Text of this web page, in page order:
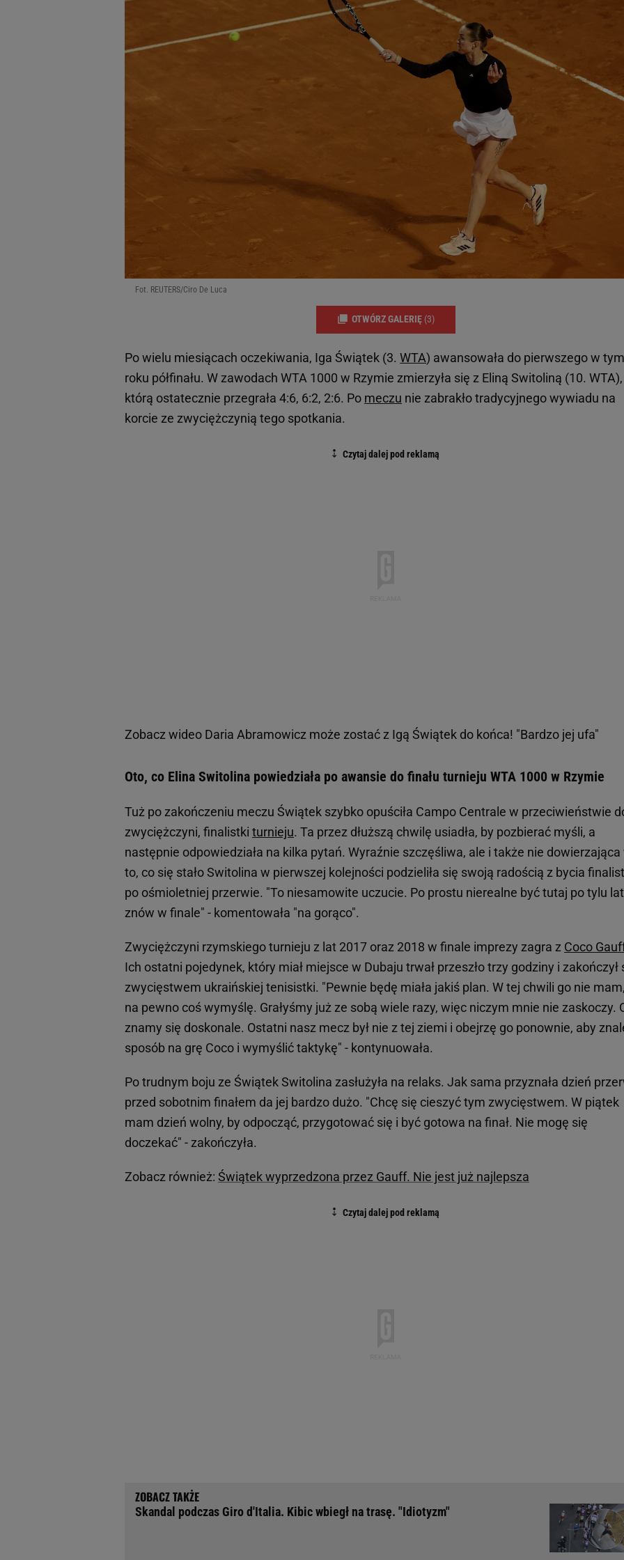
Fot. REUTERS/Ciro De Luca
OTWÓRZ GALERIĘ (3)
Po wielu miesiącach oczekiwania, Iga Świątek (3. WTA) awansowała do pierwszego w tym
roku półfinału. W zawodach WTA 1000 w Rzymie zmierzyła się z Eliną Switoliną (10.
którą ostatecznie przegrała 4:6, 6:2, 2:6. Po meczu nie zabrakło tradycyjnego wywiadu na
korcie ze zwyciężczynią tego spotkania.
Zobacz wideo Daria Abramowicz może zostać z Igą Świątek do końca! "Bardzo jej ufa"
Oto, co Elina Switolina powiedziała po awansie do finału turnieju WTA 1000 w Rzymie
Tuż po zakończeniu meczu Świątek szybko opuściła Campo Centrale w przeciwieństwie
zwyciężczyni, finalistki turnieju. Ta przez dłuższą chwilę usiadła, by pozbierać myśli, a
następnie odpowiedziała na kilka pytań. Wyraźnie szczęśliwa, ale i także nie dowierzająca
to, co się stało Switolina w pierwszej kolejności podzieliła się swoją radością z bycia
po ośmioletniej przerwie. "To niesamowite uczucie. Po prostu nierealne być tutaj po tylu
znów w finale" - komentowała "na gorąco".
Zwyciężczyni rzymskiego turnieju z lat 2017 oraz 2018 w finale imprezy zagra z Coco
Ich ostatni pojedynek, który miał miejsce w Dubaju trwał przeszło trzy godziny i zakończył
zwycięstwem ukraińskiej tenisistki. "Pewnie będę miała jakiś plan. W tej chwili go nie
na pewno coś wymyślę. Grałyśmy już ze sobą wiele razy, więc niczym mnie nie zaskoczy.
znamy się doskonale. Ostatni nasz mecz był nie z tej ziemi i obejrzę go ponownie, aby
sposób na grę Coco i wymyślić taktykę" - kontynuowała.
Po trudnym boju ze Świątek Switolina zasłużyła na relaks. Jak sama przyznała dzień
przed sobotnim finałem da jej bardzo dużo. "Chcę się cieszyć tym zwycięstwem. W piątek
mam dzień wolny, by odpocząć, przygotować się i być gotowa na finał. Nie mogę się
doczekać" - zakończyła.
Zobacz również: Świątek wyprzedzona przez Gauff. Nie jest już najlepsza
Skandal podczas Giro d'Italia. Kibic wbiegł na trasę. "Idiotyzm"